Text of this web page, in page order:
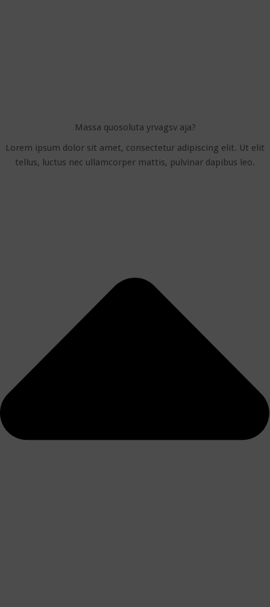
Massa quosoluta yrvagsv aja?
Lorem ipsum dolor sit amet, consectetur adipiscing elit. Ut elit
tellus, luctus nec ullamcorper mattis, pulvinar dapibus leo.